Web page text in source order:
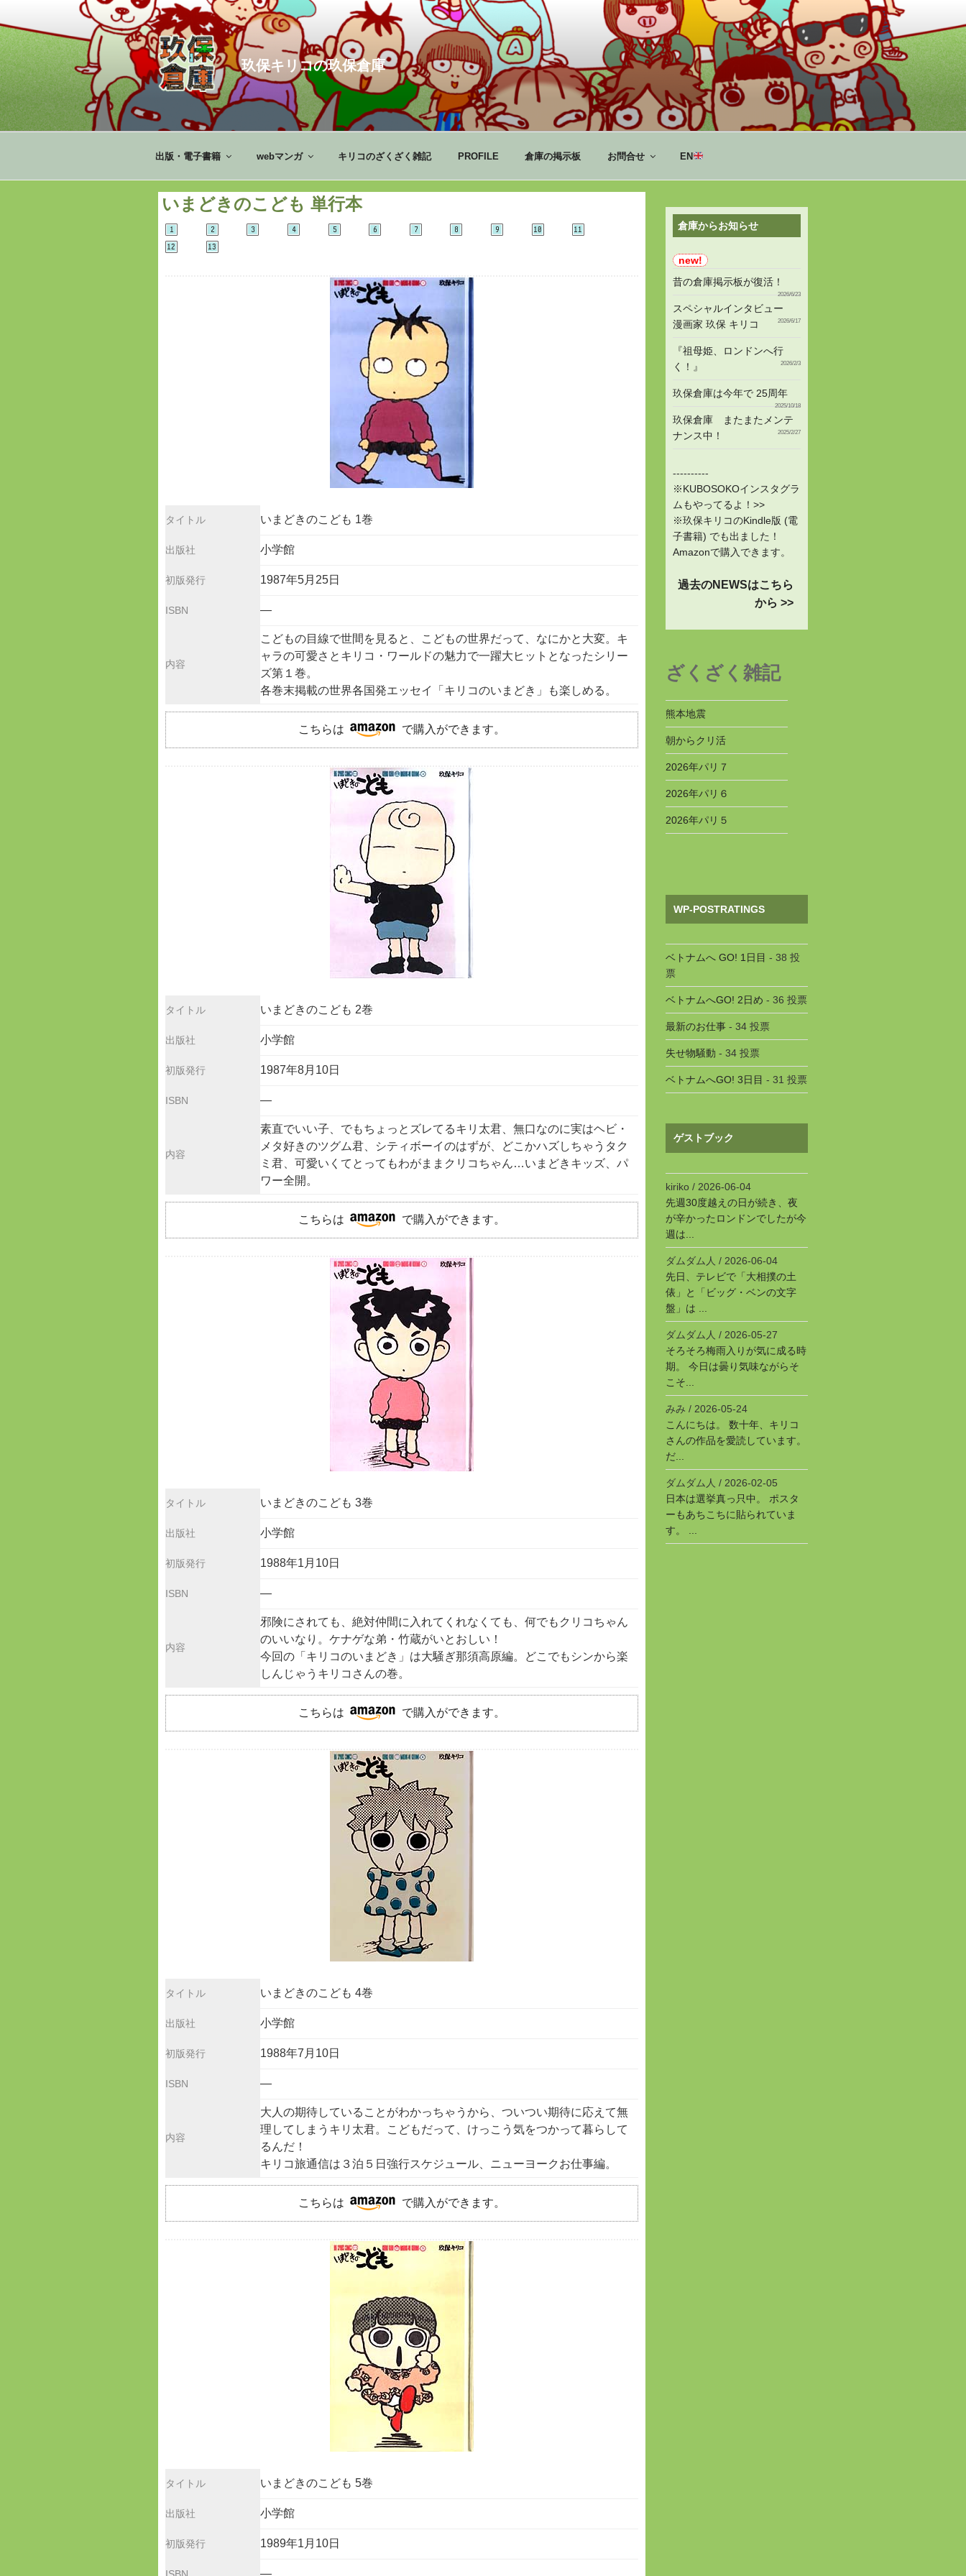
ン
テ
ン
ツ
へ
ス
キ
玖保キリコの玖保倉庫
出版・電子書籍 webマンガ キリコのざくざく雑記 PROFILE 倉庫の掲示板 お問合せ EN
いまどきのこども 単行本
タイトル いまどきのこども 1巻
出版社 小学館
初版発行 1987年5月25日
ISBN —
内容
こどもの目線で世間を見ると、こどもの世界だって、なにかと大変。キ
ャラの可愛さとキリコ・ワールドの魅力で一躍大ヒットとなったシリー
ズ第１巻。
各巻末掲載の世界各国発エッセイ「キリコのいまどき」も楽しめる。
こちらは で購入ができます。
タイトル いまどきのこども 2巻
出版社 小学館
初版発行 1987年8月10日
ISBN —
内容
素直でいい子、でもちょっとズレてるキリ太君、無口なのに実はヘビ・
メタ好きのツグム君、シティボーイのはずが、どこかハズしちゃうタク
ミ君、可愛いくてとってもわがままクリコちゃん…いまどきキッズ、パ
ワー全開。
こちらは で購入ができます。
タイトル いまどきのこども 3巻
出版社 小学館
初版発行 1988年1月10日
ISBN —
内容
邪険にされても、絶対仲間に入れてくれなくても、何でもクリコちゃん
のいいなり。ケナゲな弟・竹蔵がいとおしい！
今回の「キリコのいまどき」は大騒ぎ那須高原編。どこでもシンから楽
しんじゃうキリコさんの巻。
こちらは で購入ができます。
タイトル いまどきのこども 4巻
出版社 小学館
初版発行 1988年7月10日
ISBN —
内容
大人の期待していることがわかっちゃうから、ついつい期待に応えて無
理してしまうキリ太君。こどもだって、けっこう気をつかって暮らして
るんだ！
キリコ旅通信は３泊５日強行スケジュール、ニューヨークお仕事編。
こちらは で購入ができます。
タイトル いまどきのこども 5巻
出版社 小学館
初版発行 1989年1月10日
—
倉庫からお知らせ
昔の倉庫掲示板が復活！
2026/6/23
スペシャルインタビュー
漫画家 玖保 キリコ
2026/6/17
『祖母姫、ロンドンへ行
く！』
2026/2/3
玖保倉庫は今年で 25周年
2025/10/18
玖保倉庫 またまたメンテ
ナンス中！
2025/2/27
----------
※KUBOSOKOインスタグラ
ムもやってるよ！>>
※玖保キリコのKindle版 (電
子書籍) でも出ました！
Amazonで購入できます。
過去のNEWSはこちら
から >>
ざくざく雑記
熊本地震
朝からクリ活
2026年パリ７
2026年パリ６
2026年パリ５
WP-POSTRATINGS
ベトナムへ GO! 1日目 - 38 投
票
ベトナムへGO! 2日め - 36 投票
最新のお仕事 - 34 投票
失せ物騒動 - 34 投票
ベトナムへGO! 3日目 - 31 投票
ゲストブック
kiriko / 2026-06-04
先週30度越えの日が続き、夜
が辛かったロンドンでしたが今
週は...
ダムダム人 / 2026-06-04
先日、テレビで「大相撲の土
俵」と「ビッグ・ベンの文字
盤」は ...
ダムダム人 / 2026-05-27
そろそろ梅雨入りが気に成る時
期。 今日は曇り気味ながらそ
こそ...
みみ / 2026-05-24
こんにちは。 数十年、キリコ
さんの作品を愛読しています。
だ...
ダムダム人 / 2026-02-05
日本は選挙真っ只中。 ポスタ
ーもあちこちに貼られていま
す。 ...